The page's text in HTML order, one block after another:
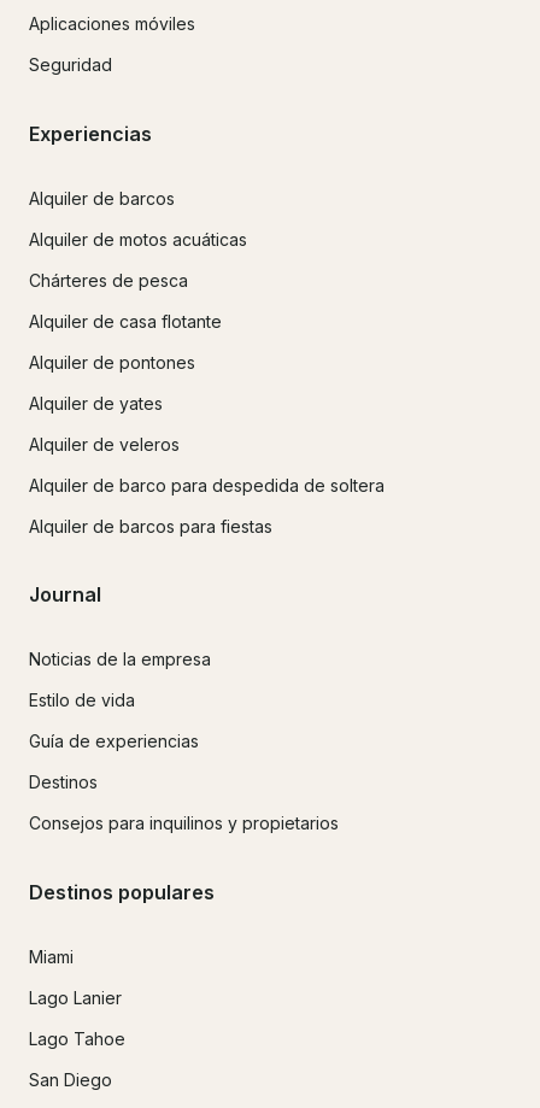
Aplicaciones móviles
Seguridad
Experiencias
Alquiler de barcos
Alquiler de motos acuáticas
Chárteres de pesca
Alquiler de casa flotante
Alquiler de pontones
Alquiler de yates
Alquiler de veleros
Alquiler de barco para despedida de soltera
Alquiler de barcos para fiestas
Journal
Noticias de la empresa
Estilo de vida
Guía de experiencias
Destinos
Consejos para inquilinos y propietarios
Destinos populares
Miami
Lago Lanier
Lago Tahoe
San Diego